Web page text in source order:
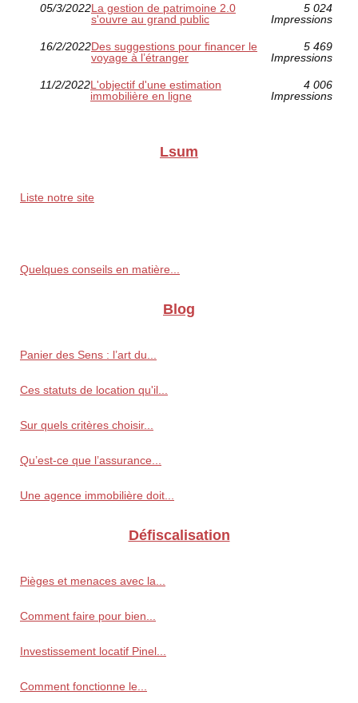
05/3/2022La gestion de patrimoine 2.0
s'ouvre au grand public
5 024
Impressions
16/2/2022Des suggestions pour financer le
voyage à l’étranger
5 469
Impressions
11/2/2022L'objectif d'une estimation
immobilière en ligne
4 006
Impressions
Lsum
Liste notre site
Quelques conseils en matière...
Blog
Panier des Sens : l’art du...
Ces statuts de location qu'il...
Sur quels critères choisir...
Qu’est-ce que l’assurance...
Une agence immobilière doit...
Défiscalisation
Pièges et menaces avec la...
Comment faire pour bien...
Investissement locatif Pinel...
Comment fonctionne le...